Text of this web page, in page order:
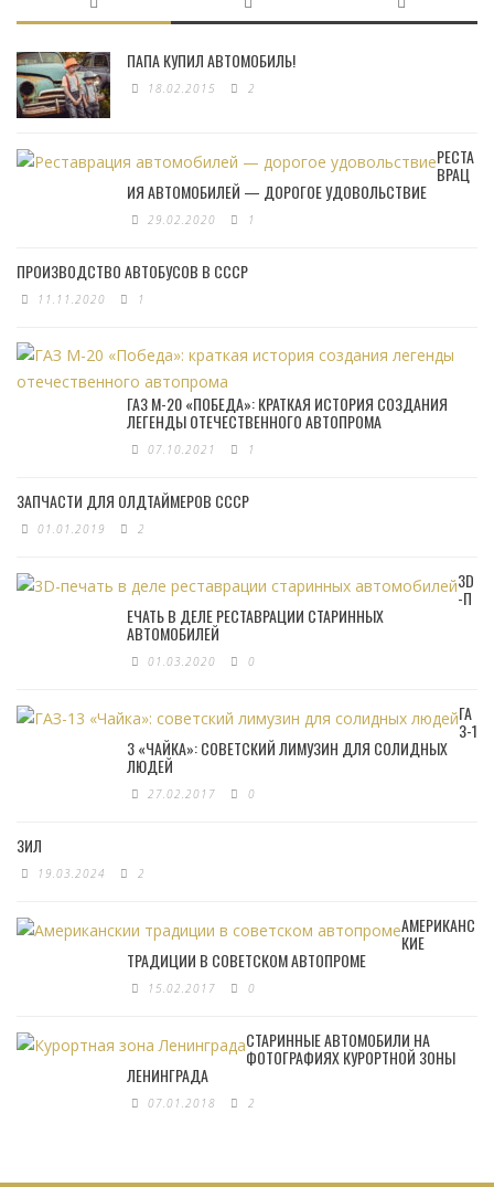
ПАПА КУПИЛ АВТОМОБИЛЬ!
18.02.2015 2
РЕСТА
ВРАЦ
ИЯ АВТОМОБИЛЕЙ — ДОРОГОЕ УДОВОЛЬСТВИЕ
29.02.2020 1
ПРОИЗВОДСТВО АВТОБУСОВ В СССР
11.11.2020 1
ГАЗ М-20 «ПОБЕДА»: КРАТКАЯ ИСТОРИЯ СОЗДАНИЯ
ЛЕГЕНДЫ ОТЕЧЕСТВЕННОГО АВТОПРОМА
07.10.2021 1
ЗАПЧАСТИ ДЛЯ ОЛДТАЙМЕРОВ СССР
01.01.2019 2
3D
-П
ЕЧАТЬ В ДЕЛЕ РЕСТАВРАЦИИ СТАРИННЫХ
АВТОМОБИЛЕЙ
01.03.2020 0
ГА
З-1
3 «ЧАЙКА»: СОВЕТСКИЙ ЛИМУЗИН ДЛЯ СОЛИДНЫХ
ЛЮДЕЙ
27.02.2017 0
ЗИЛ
19.03.2024 2
АМЕРИКАНС
КИЕ
ТРАДИЦИИ В СОВЕТСКОМ АВТОПРОМЕ
15.02.2017 0
СТАРИННЫЕ АВТОМОБИЛИ НА
ФОТОГРАФИЯХ КУРОРТНОЙ ЗОНЫ
ЛЕНИНГРАДА
07.01.2018 2